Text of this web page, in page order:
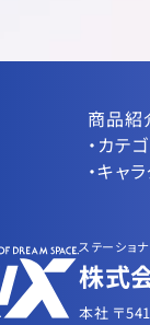
商品紹
・カテ
・キャ
ステーショ
株式
本社 〒